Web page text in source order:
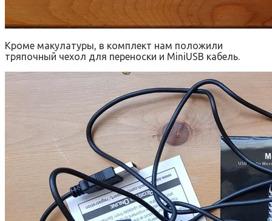
Кроме макулатуры, в комплект нам положили
тряпочный чехол для переноски и MiniUSB кабель.